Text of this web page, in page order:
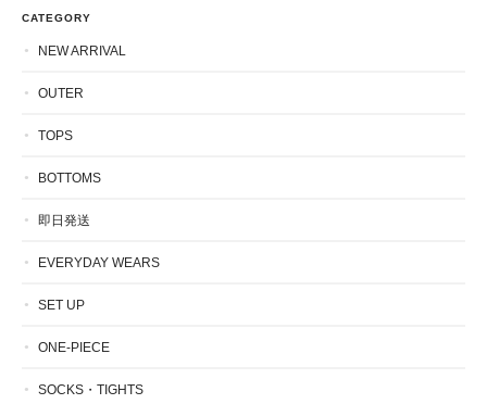
CATEGORY
NEW ARRIVAL
OUTER
TOPS
BOTTOMS
即日発送
EVERYDAY WEARS
SET UP
ONE-PIECE
SOCKS・TIGHTS